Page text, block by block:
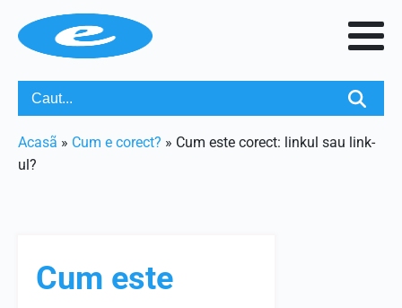
Acasã » Cum e corect? » Cum este corect: linkul sau link-
ul?
Cum este